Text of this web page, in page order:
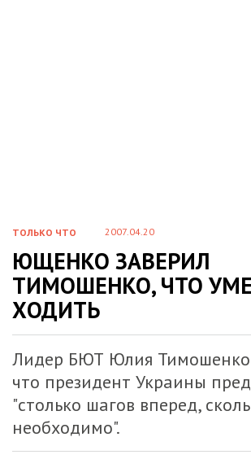
ТОЛЬКО ЧТО 2007.04.20
ЮЩЕНКО ЗАВЕРИЛ
ТИМОШЕНКО, ЧТО
ХОДИТЬ
Лидер БЮТ Юлия Тимошенко
что президент Украины
"столько шагов вперед,
необходимо".